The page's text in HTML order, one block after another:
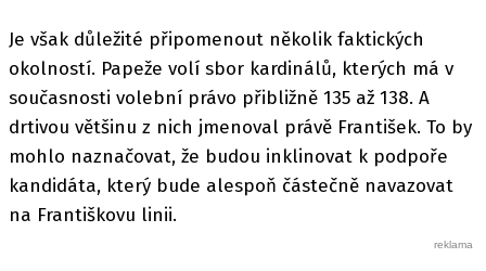
Je však důležité připomenout několik faktických
okolností. Papeže volí sbor kardinálů, kterých má v
současnosti volební právo přibližně 135 až 138. A
drtivou většinu z nich jmenoval právě František. To by
mohlo naznačovat, že budou inklinovat k podpoře
kandidáta, který bude alespoň částečně navazovat
na Františkovu linii.